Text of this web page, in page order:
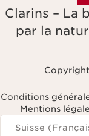
Clarins – La
par la
Conditions
Mentions
Naviguer vers
Suisse